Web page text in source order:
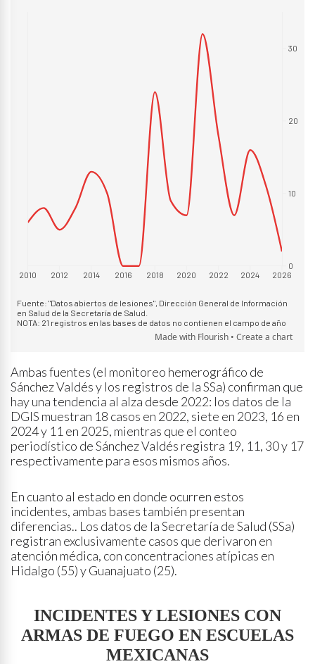
Ambas fuentes (el monitoreo hemerográfico de
Sánchez Valdés y los registros de la SSa) confirman que
hay una tendencia al alza desde 2022: los datos de la
DGIS muestran 18 casos en 2022, siete en 2023, 16 en
2024 y 11 en 2025, mientras que el conteo
periodístico de Sánchez Valdés registra 19, 11, 30 y 17
respectivamente para esos mismos años.
En cuanto al estado en donde ocurren estos
incidentes, ambas bases también presentan
diferencias.. Los datos de la Secretaría de Salud (SSa)
registran exclusivamente casos que derivaron en
atención médica, con concentraciones atípicas en
Hidalgo (55) y Guanajuato (25).